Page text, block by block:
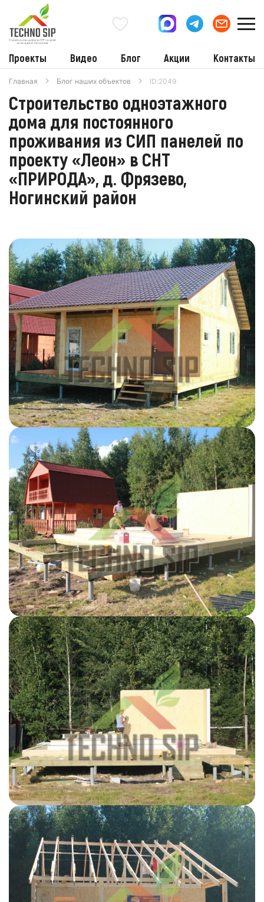
Проекты Видео Блог Акции Контакты
Главная Блог наших объектов ID:2049
Строительство одноэтажного
дома для постоянного
проживания из СИП панелей по
проекту «Леон» в СНТ
«ПРИРОДА», д. Фрязево,
Ногинский район